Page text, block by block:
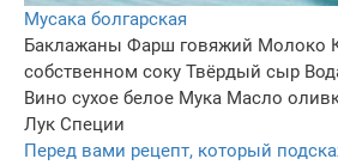
Мусака болгарская
Баклажаны Фарш говяжий Молоко
собственном соку Твёрдый сыр
Вино сухое белое Мука Масло
Лук Специи
Перед вами рецепт, который